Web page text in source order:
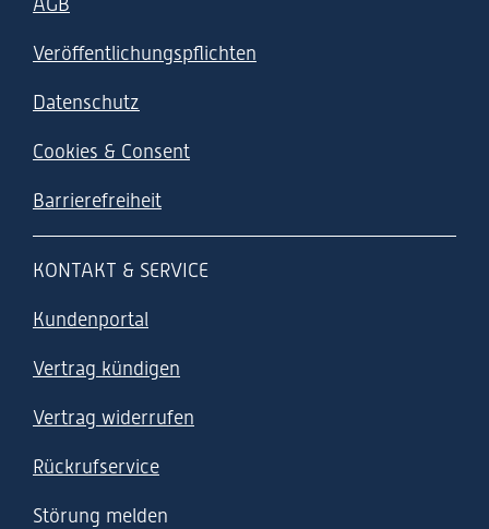
Veröffentlichungspflichten
Datenschutz
Cookies & Consent
Barrierefreiheit
KONTAKT & SERVICE
Kundenportal
Vertrag kündigen
Vertrag widerrufen
Rückrufservice
Störung melden